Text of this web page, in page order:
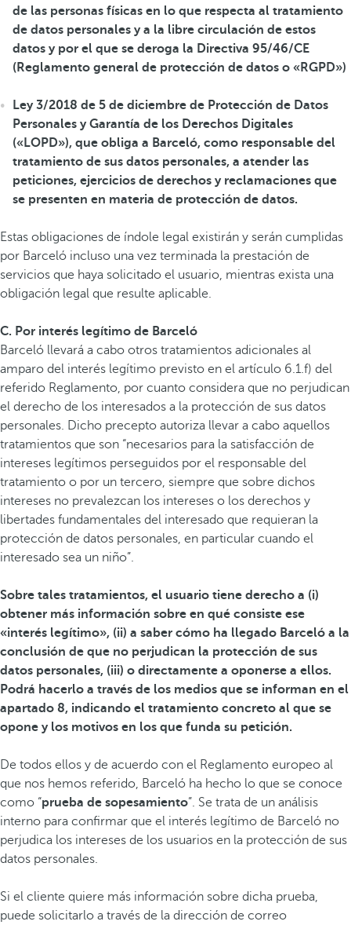
de las personas físicas en lo que respecta al tratamiento
de datos personales y a la libre circulación de estos
datos y por el que se deroga la Directiva 95/46/CE
(Reglamento general de protección de datos o «RGPD»)
Ley 3/2018 de 5 de diciembre de Protección de Datos
Personales y Garantía de los Derechos Digitales
(«LOPD»), que obliga a Barceló, como responsable del
tratamiento de sus datos personales, a atender las
peticiones, ejercicios de derechos y reclamaciones que
se presenten en materia de protección de datos.
Estas obligaciones de índole legal existirán y serán cumplidas
por Barceló incluso una vez terminada la prestación de
servicios que haya solicitado el usuario, mientras exista una
obligación legal que resulte aplicable.
C. Por interés legítimo de Barceló
Barceló llevará a cabo otros tratamientos adicionales al
amparo del interés legítimo previsto en el artículo 6.1.f) del
referido Reglamento, por cuanto considera que no perjudican
el derecho de los interesados a la protección de sus datos
personales. Dicho precepto autoriza llevar a cabo aquellos
tratamientos que son “necesarios para la satisfacción de
intereses legítimos perseguidos por el responsable del
tratamiento o por un tercero, siempre que sobre dichos
intereses no prevalezcan los intereses o los derechos y
libertades fundamentales del interesado que requieran la
protección de datos personales, en particular cuando el
interesado sea un niño”.
Sobre tales tratamientos, el usuario tiene derecho a (i)
obtener más información sobre en qué consiste ese
«interés legítimo», (ii) a saber cómo ha llegado Barceló a la
conclusión de que no perjudican la protección de sus
datos personales, (iii) o directamente a oponerse a ellos.
Podrá hacerlo a través de los medios que se informan en el
apartado 8, indicando el tratamiento concreto al que se
opone y los motivos en los que funda su petición.
De todos ellos y de acuerdo con el Reglamento europeo al
que nos hemos referido, Barceló ha hecho lo que se conoce
como “prueba de sopesamiento”. Se trata de un análisis
interno para confirmar que el interés legítimo de Barceló no
perjudica los intereses de los usuarios en la protección de sus
datos personales.
Si el cliente quiere más información sobre dicha prueba,
puede solicitarlo a través de la dirección de correo